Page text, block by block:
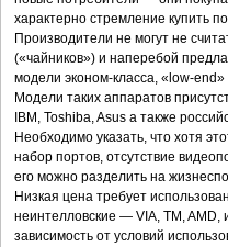
характерно стремление купить
Производители не могут не
(«чайников») и наперебой
модели эконом-класса, «low-
Модели таких аппаратов
IBM, Toshiba, Asus а также
Необходимо указать, что хотя
набор портов, отсутствие
его можно разделить на
Низкая цена требует
неинтелловские — VIA, TM, AMD,
зависимость от условий